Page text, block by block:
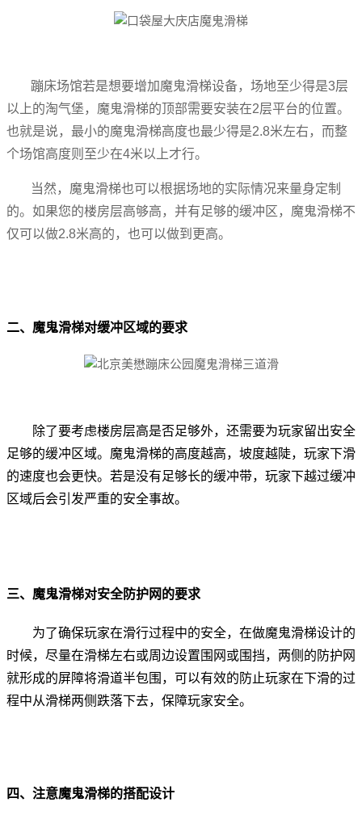
蹦床场馆若是想要增加魔鬼滑梯设备，场地至少得是3层
以上的淘气堡，魔鬼滑梯的顶部需要安装在2层平台的位置。
也就是说，最小的魔鬼滑梯高度也最少得是2.8米左右，而整
个场馆高度则至少在4米以上才行。
当然，魔鬼滑梯也可以根据场地的实际情况来量身定制
的。如果您的楼房层高够高，并有足够的缓冲区，魔鬼滑梯不
仅可以做2.8米高的，也可以做到更高。
二、魔鬼滑梯对缓冲区域的要求
除了要考虑楼房层高是否足够外，还需要为玩家留出安全
足够的缓冲区域。魔鬼滑梯的高度越高，坡度越陡，玩家下滑
的速度也会更快。若是没有足够长的缓冲带，玩家下越过缓冲
区域后会引发严重的安全事故。
三、魔鬼滑梯对安全防护网的要求
为了确保玩家在滑行过程中的安全，在做魔鬼滑梯设计的
时候，尽量在滑梯左右或周边设置围网或围挡，两侧的防护网
就形成的屏障将滑道半包围，可以有效的防止玩家在下滑的过
程中从滑梯两侧跌落下去，保障玩家安全。
四、注意魔鬼滑梯的搭配设计